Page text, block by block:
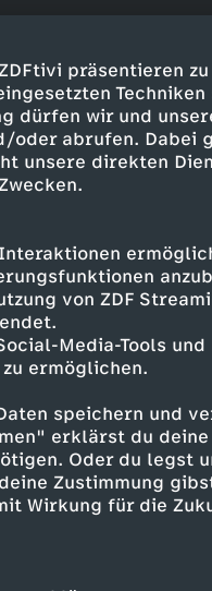
präsentieren
dürfen wir und
abrufen. Dabei
unsere direkten
von ZDF
Media-Tools
ermöglichen.
speichern und
erklärst du deine
Oder du legst
Zustimmung
Wirkung für die
parlament